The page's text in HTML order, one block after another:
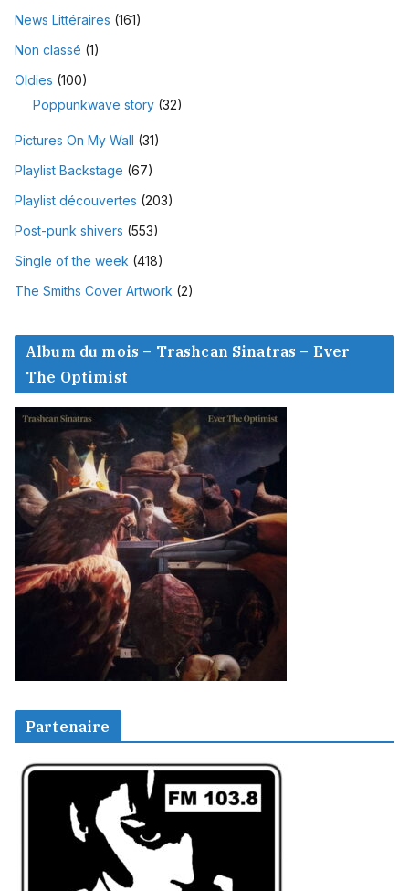
News Littéraires (161)
Non classé (1)
Oldies (100)
Poppunkwave story (32)
Pictures On My Wall (31)
Playlist Backstage (67)
Playlist découvertes (203)
Post-punk shivers (553)
Single of the week (418)
The Smiths Cover Artwork (2)
Album du mois – Trashcan Sinatras – Ever
The Optimist
Partenaire